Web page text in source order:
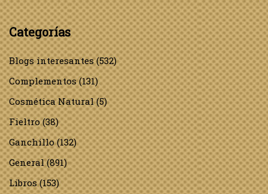
Categorías
Blogs interesantes(532)
Complementos(131)
Cosmética Natural(5)
Fieltro(38)
Ganchillo(132)
General(891)
Libros(153)